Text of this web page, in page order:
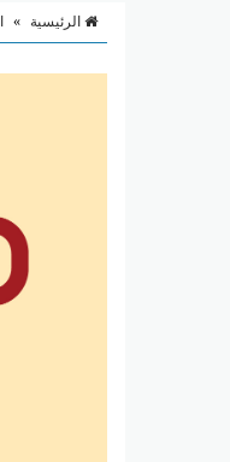
الرئيسية »